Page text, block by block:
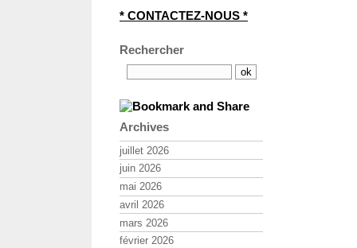
* CONTACTEZ-NOUS *
Rechercher
Archives
juillet 2026
juin 2026
mai 2026
avril 2026
mars 2026
février 2026